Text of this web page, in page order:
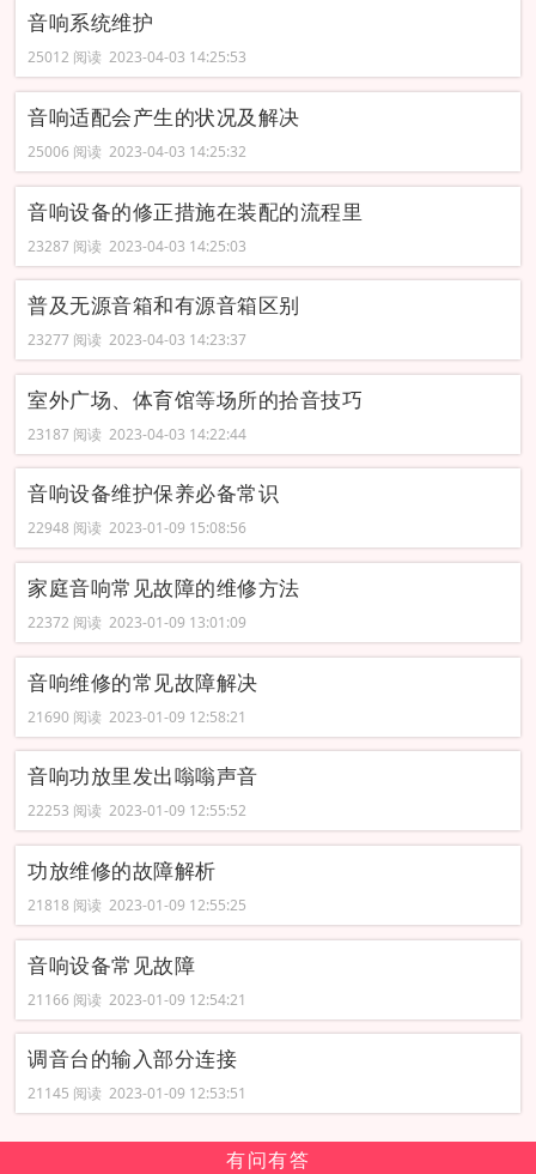
音响系统维护
25012 阅读 2023-04-03 14:25:53
音响适配会产生的状况及解决
25006 阅读 2023-04-03 14:25:32
音响设备的修正措施在装配的流程里
23287 阅读 2023-04-03 14:25:03
普及无源音箱和有源音箱区别
23277 阅读 2023-04-03 14:23:37
室外广场、体育馆等场所的拾音技巧
23187 阅读 2023-04-03 14:22:44
音响设备维护保养必备常识
22948 阅读 2023-01-09 15:08:56
家庭音响常见故障的维修方法
22372 阅读 2023-01-09 13:01:09
音响维修的常见故障解决
21690 阅读 2023-01-09 12:58:21
音响功放里发出嗡嗡声音
22253 阅读 2023-01-09 12:55:52
功放维修的故障解析
21818 阅读 2023-01-09 12:55:25
音响设备常见故障
21166 阅读 2023-01-09 12:54:21
调音台的输入部分连接
21145 阅读 2023-01-09 12:53:51
有问有答